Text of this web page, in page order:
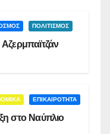
ΠΟΛΙΤΙΣΜΟΣ
ΕΠΙΚΑΙΡΟΤΗΤΑ
στο Ναύπλιο